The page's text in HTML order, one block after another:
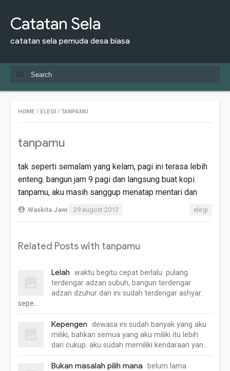
Catatan Sela
catatan sela pemuda desa biasa
HOME / ELEGI / TANPAMU
tanpamu
tak seperti semalam yang kelam, pagi ini terasa lebih
enteng. bangun jam 9 pagi dan langsung buat kopi.
tanpamu, aku masih sanggup menatap mentari dan
Waskita Jawi 29 august 2013 elegi
Related Posts with tanpamu
Lelah waktu begitu cepat berlalu. pulang
terdengar adzan subuh, bangun terdengar
adzan dzuhur dan ini sudah terdengar ashyar.
sepe…
Kepengen dewasa ini sudah banyak yang aku
miliki, bahkan semua yang aku miliki itu lebih
dari cukup. aku sudah memiliki kendaraan yan…
Bukan masalah pilih mana
belum lama